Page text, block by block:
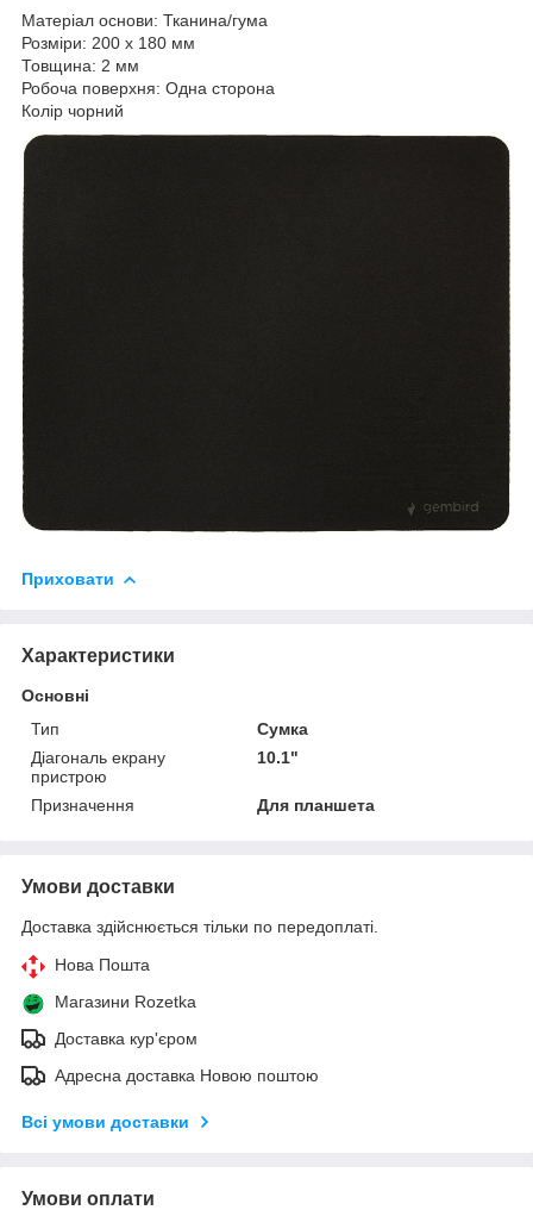
Матеріал основи: Тканина/гума
Розміри: 200 x 180 мм
Товщина: 2 мм
Робоча поверхня: Одна сторона
Колір чорний
Приховати
Характеристики
Основні
Тип
Сумка
Діагональ екрану
пристрою
10.1"
Призначення Для планшета
Умови доставки
Доставка здійснюється тільки по передоплаті.
Нова Пошта
Магазини Rozetka
Доставка кур'єром
Адресна доставка Новою поштою
Всі умови доставки
Умови оплати